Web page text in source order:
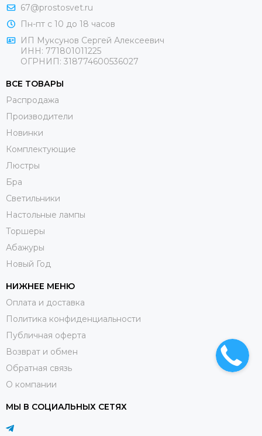
67@prostosvet.ru
Пн-пт с 10 до 18 часов
ИП Муксунов Сергей Алексеевич
ИНН: 771801011225
ОГРНИП: 318774600536027
ВСЕ ТОВАРЫ
Распродажа
Производители
Новинки
Комплектующие
Люстры
Бра
Светильники
Настольные лампы
Торшеры
Абажуры
Новый Год
НИЖНЕЕ МЕНЮ
Оплата и доставка
Политика конфиденциальности
Публичная оферта
Возврат и обмен
Обратная связь
О компании
МЫ В СОЦИАЛЬНЫХ СЕТЯХ